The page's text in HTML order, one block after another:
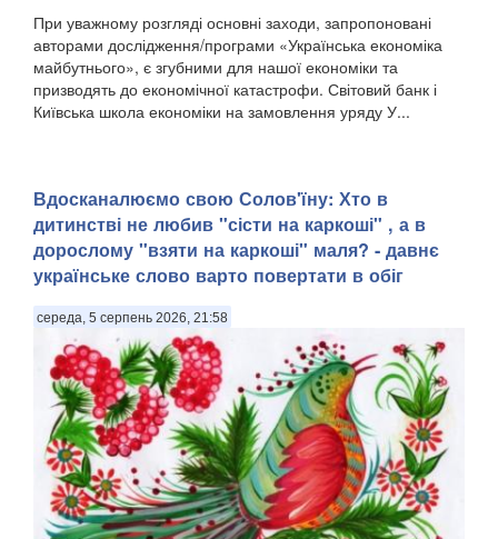
При уважному розгляді основні заходи, запропоновані
авторами дослідження/програми «Українська економіка
майбутнього», є згубними для нашої економіки та
призводять до економічної катастрофи. Світовий банк і
Київська школа економіки на замовлення уряду У...
Вдосканалюємо свою Солов'їну: Хто в
дитинстві не любив "сісти на каркоші" , а в
дорослому "взяти на каркоші" маля? - давнє
українське слово варто повертати в обіг
середа, 5 серпень 2026, 21:58